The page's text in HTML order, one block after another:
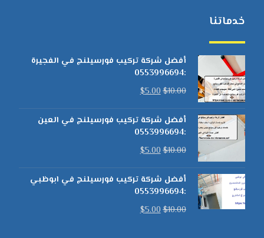
خدماتنا
أفضل شركة تركيب فورسيلنج في الفجيرة
:0553996694
$10.00
$5.00
أفضل شركة تركيب فورسيلنج في العين
:0553996694
$10.00
$5.00
أفضل شركة تركيب فورسيلنج في ابوظبي
:0553996694
$10.00
$5.00